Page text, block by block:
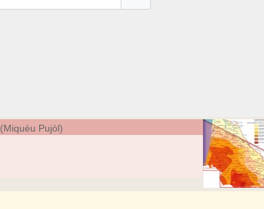
(Miquèu Pujòl)